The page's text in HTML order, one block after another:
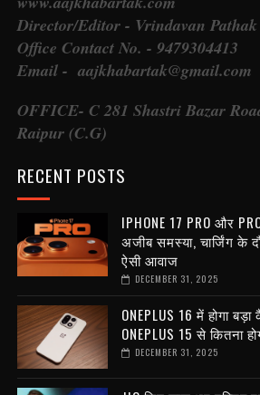
Director/Editor - Vrindavan Pathak
Office Contact No. - 9479304413
Email - aajkhabartak@gmail.com
OFFICE- C 281 Shastri Bazar
Raipur (C.G)
RECENT POSTS
IPHONE 17 PRO और
अजीब समस्या, चार्जिंग के
ऐसी आवाज
DECEMBER 31, 2025
ONEPLUS 16 में होगा
ONEPLUS 15 से कितना
DECEMBER 31, 2025